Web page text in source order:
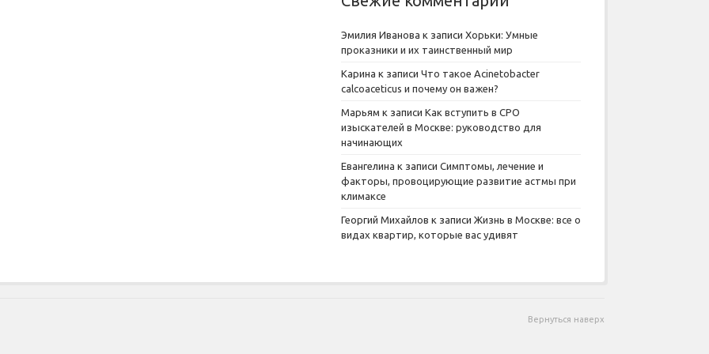
Эмилия Иванова к записи Хорьки: Умные
проказники и их таинственный мир
Карина к записи Что такое Acinetobacter
calcoaceticus и почему он важен?
Марьям к записи Как вступить в СРО
изыскателей в Москве: руководство для
начинающих
Евангелина к записи Симптомы, лечение и
факторы, провоцирующие развитие астмы при
климаксе
Георгий Михайлов к записи Жизнь в Москве: все о
видах квартир, которые вас удивят
Вернуться наверх